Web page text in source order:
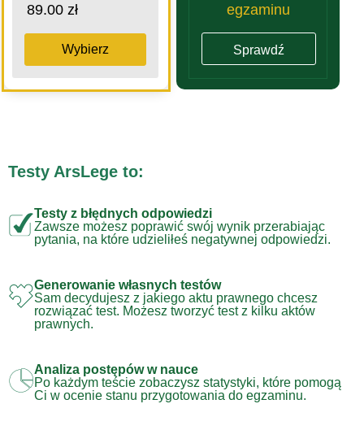
89.00 zł
Wybierz
egzaminu
Sprawdź
Testy ArsLege to:
Testy z błędnych odpowiedzi
Zawsze możesz poprawić swój wynik przerabiając
pytania, na które udzieliłeś negatywnej odpowiedzi.
Generowanie własnych testów
Sam decydujesz z jakiego aktu prawnego chcesz
rozwiązać test. Możesz tworzyć test z kilku aktów
prawnych.
Analiza postępów w nauce
Po każdym teście zobaczysz statystyki, które pomogą
Ci w ocenie stanu przygotowania do egzaminu.